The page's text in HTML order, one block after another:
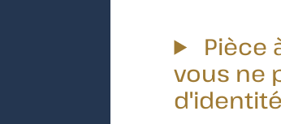
Pièce
vous ne